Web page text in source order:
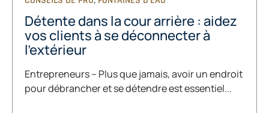
Détente dans la cour arrière : aidez
vos clients à se déconnecter à
l’extérieur
Entrepreneurs – Plus que jamais, avoir un endroit
pour débrancher et se détendre est essentiel...